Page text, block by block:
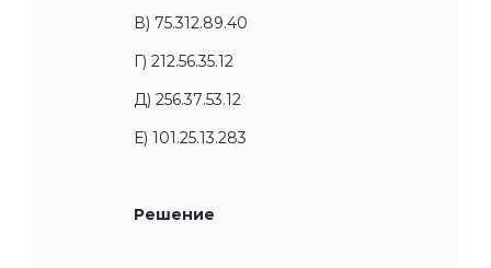
В) 75.312.89.40
Г) 212.56.35.12
Д) 256.37.53.12
Е) 101.25.13.283
Решение